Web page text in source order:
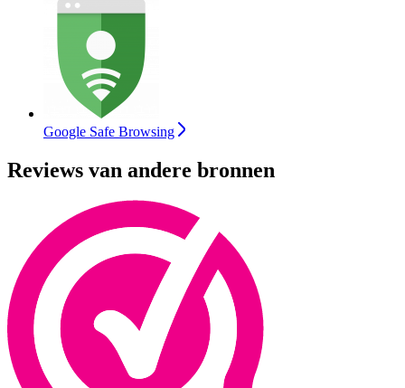
Google Safe Browsing
Reviews van andere bronnen